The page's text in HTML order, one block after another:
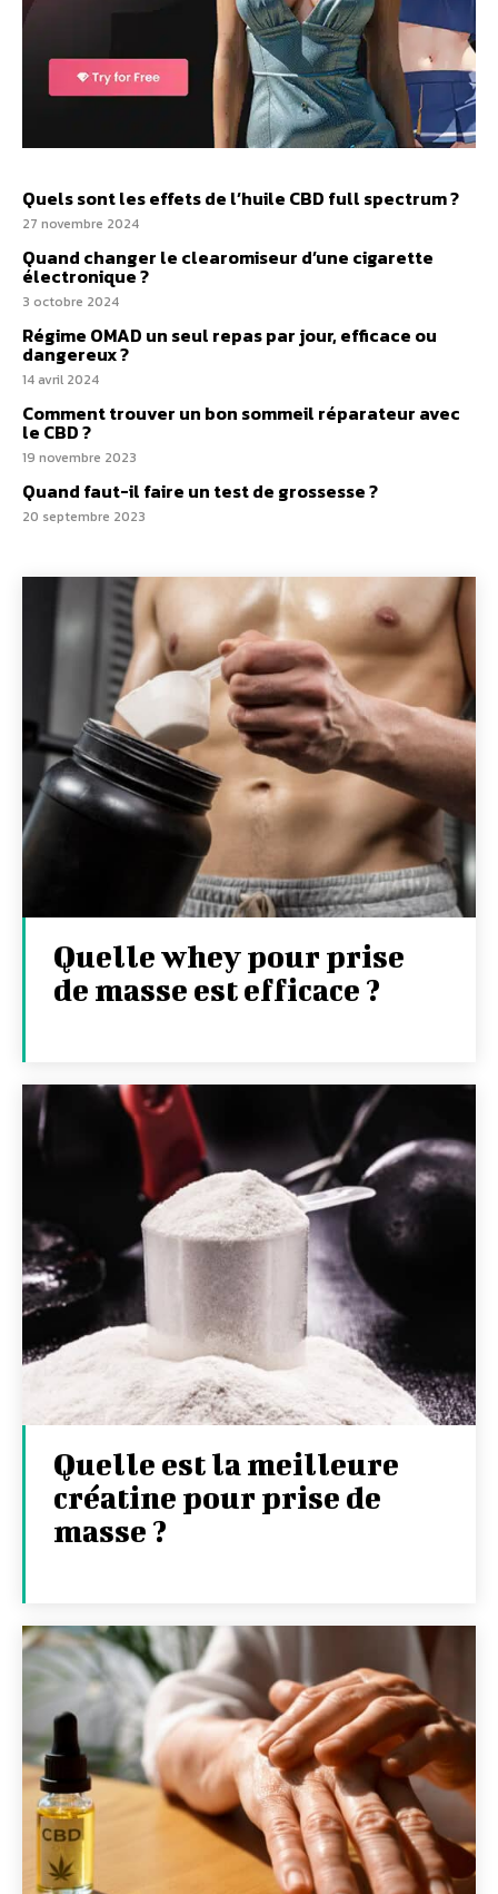
Quels sont les effets de l’huile CBD full spectrum ?
27 novembre 2024
Quand changer le clearomiseur d’une cigarette
électronique ?
3 octobre 2024
Régime OMAD un seul repas par jour, efficace ou
dangereux ?
14 avril 2024
Comment trouver un bon sommeil réparateur avec
le CBD ?
19 novembre 2023
Quand faut-il faire un test de grossesse ?
20 septembre 2023
Quelle whey pour prise
de masse est efficace ?
Quelle est la meilleure
créatine pour prise de
masse ?